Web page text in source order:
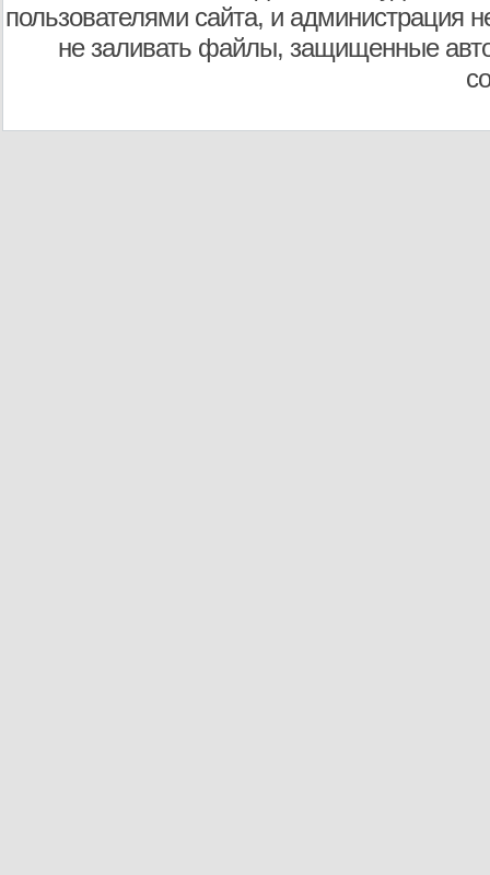
пользователями сайта, и администрация
не заливать файлы, защищенные